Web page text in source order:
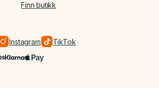
Finn butikk
Instagram TikTok